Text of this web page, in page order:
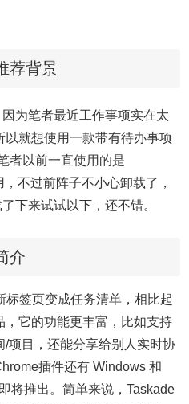
荐背景
为笔者最近工作事项实在太
就想使用一款带有待办事项
者以前一直使用的是
不过前阵子不小心卸载了，
下来试试以下，还不错。
介
标签页变成任务清单，相比起
它的功能更丰富，比如支持
项目，还能分享给别人实时协
插件还有 Windows 和
将推出。简单来说，Taskade